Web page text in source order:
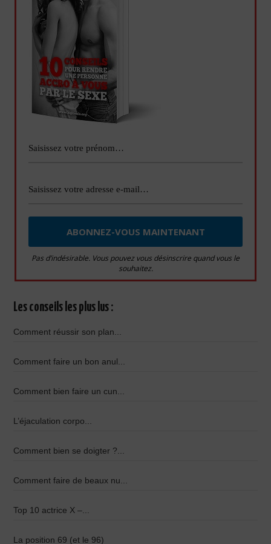
Pas d’indésirable. Vous pouvez vous désinscrire quand vous le
souhaitez.
Les conseils les plus lus :
Comment réussir son plan...
Comment faire un bon anul...
Comment bien faire un cun...
L’éjaculation corpo...
Comment bien se doigter ?...
Comment faire de beaux nu...
Top 10 actrice X –...
La position 69 (et le 96)